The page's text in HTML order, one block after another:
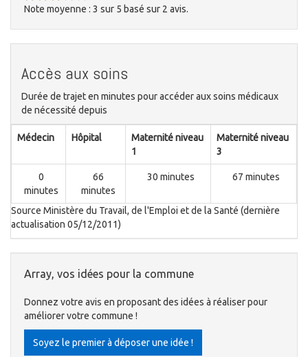
Note moyenne : 3 sur 5 basé sur 2 avis.
Accès aux soins
Durée de trajet en minutes pour accéder aux soins médicaux
de nécessité depuis
Médecin Hôpital
Maternité niveau
1
Maternité niveau
3
0
minutes
66
minutes
30 minutes 67 minutes
Source Ministère du Travail, de l'Emploi et de la Santé (dernière
actualisation 05/12/2011)
Array, vos idées pour la commune
Donnez votre avis en proposant des idées à réaliser pour
améliorer votre commune !
Soyez le premier à déposer une idée !